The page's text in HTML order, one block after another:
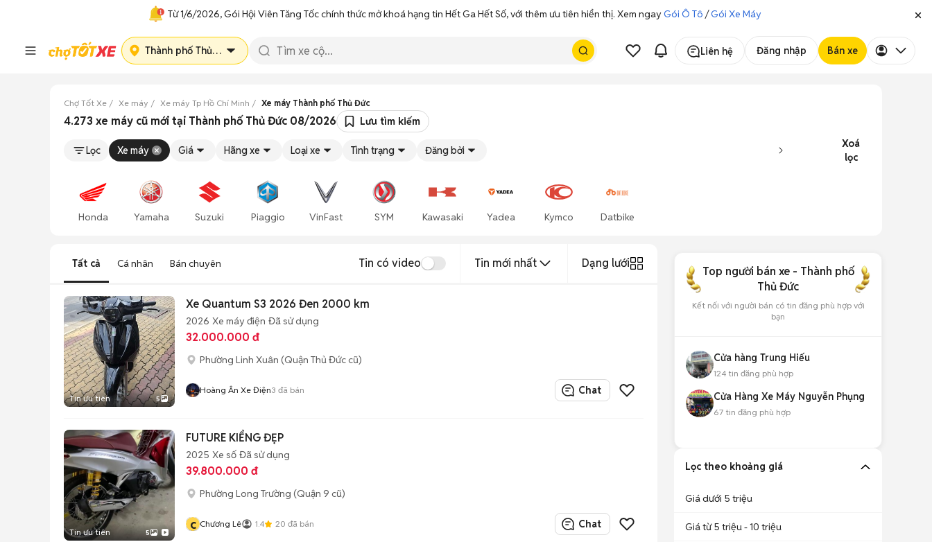
Từ 1/6/2026, Gói Hội Viên Tăng Tốc chính thức mở khoá hạng tin Hết Ga Hết Số, với thêm ưu tiên hiển thị. Xem ngayGói Ô Tô /Gói Xe Máy
Thành phố Thủ Đức Liên hệ Đăng nhập Bán xe
Chợ Tốt Xe Xe máy Xe máy Tp Hồ Chí Minh Xe máy Thành phố Thủ Đức
4.273 xe máy cũ mới tại Thành phố Thủ Đức 08/2026 Lưu tìm kiếm
Lọc Xe máy Giá Hãng xe Loại xe Tình trạng Đăng bởi
Xoá
lọc
Honda Yamaha Suzuki Piaggio VinFast SYM Kawasaki Yadea Kymco Datbike
Tất cả Cá nhân Bán chuyên Tin có video Tin mới nhất Dạng lưới
Tin ưu tiên 5
Xe Quantum S3 2026 Đen 2000 km
2026 Xe máy điện Đã sử dụng
32.000.000 đ
Phường Linh Xuân (Quận Thủ Đức cũ)
Hoàng Ân Xe Điện3 đã bán Chat
Tin ưu tiên 5
FUTURE KIỂNG ĐẸP
2025 Xe số Đã sử dụng
39.800.000 đ
Phường Long Trường (Quận 9 cũ)
c Chương Lê 1.4 20 đã bán Chat
Top người bán xe - Thành phố
Thủ Đức
Kết nối với người bán có tin đăng phù hợp với
bạn
Cửa hàng Trung Hiếu
124 tin đăng phù hợp
Cửa Hàng Xe Máy Nguyễn Phụng
67 tin đăng phù hợp
Lọc theo khoảng giá
Giá dưới 5 triệu
Giá từ 5 triệu - 10 triệu